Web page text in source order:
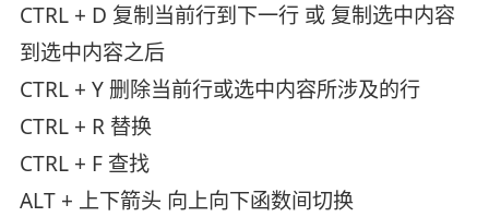
CTRL + D 复制当前行到下一行 或 复制选中内容
到选中内容之后
CTRL + Y 删除当前行或选中内容所涉及的行
CTRL + R 替换
CTRL + F 查找
ALT + 上下箭头 向上向下函数间切换